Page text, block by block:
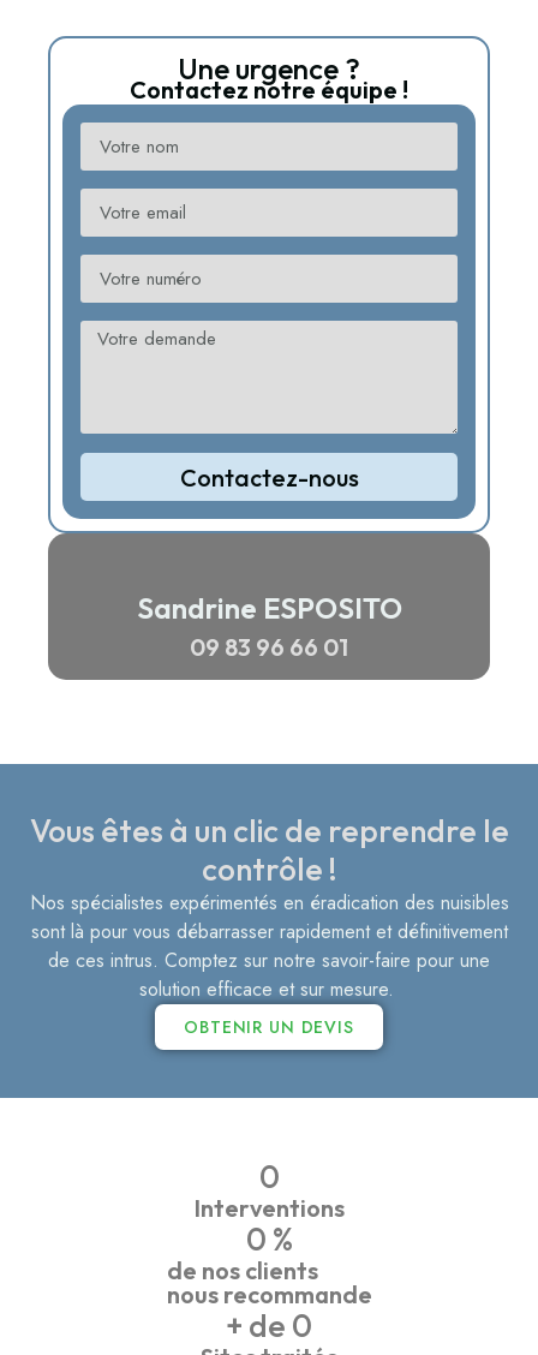
Une urgence ?
Contactez notre équipe !
Contactez-nous
Sandrine ESPOSITO
09 83 96 66 01
Vous êtes à un clic de reprendre le
contrôle !
Nos spécialistes expérimentés en éradication des nuisibles
sont là pour vous débarrasser rapidement et définitivement
de ces intrus. Comptez sur notre savoir-faire pour une
solution efficace et sur mesure.
OBTENIR UN DEVIS
Interventions
0
de nos clients
nous recommande
0 %
+ de 0